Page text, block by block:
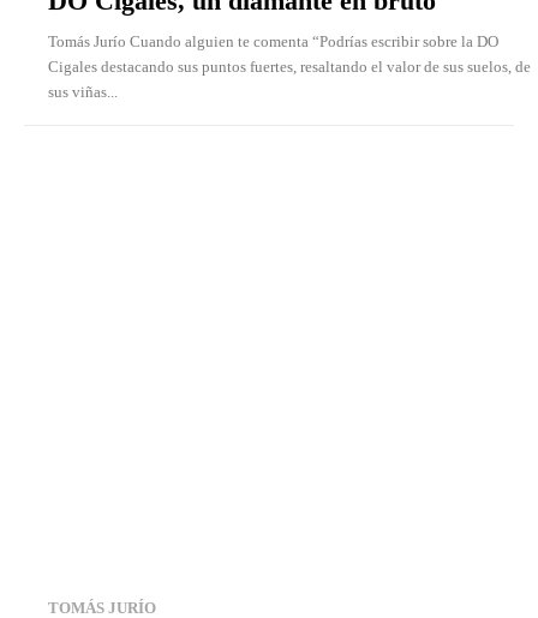
Tomás Jurío Cuando alguien te comenta “Podrías escribir sobre la DO
Cigales destacando sus puntos fuertes, resaltando el valor de sus suelos, de
sus viñas...
TOMÁS JURÍO